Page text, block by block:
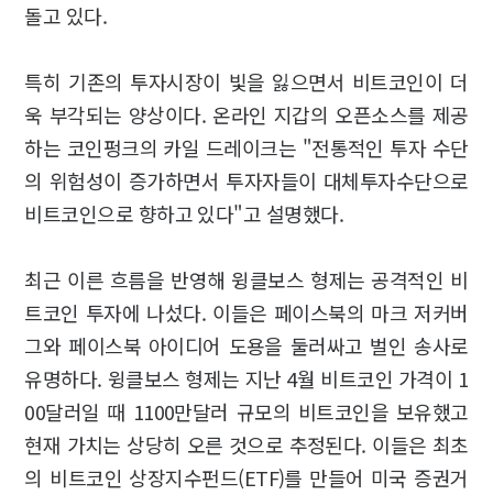
돌고 있다.
특히 기존의 투자시장이 빛을 잃으면서 비트코인이 더
욱 부각되는 양상이다. 온라인 지갑의 오픈소스를 제공
하는 코인펑크의 카일 드레이크는 "전통적인 투자 수단
의 위험성이 증가하면서 투자자들이 대체투자수단으로
비트코인으로 향하고 있다"고 설명했다.
최근 이른 흐름을 반영해 윙클보스 형제는 공격적인 비
트코인 투자에 나섰다. 이들은 페이스북의 마크 저커버
그와 페이스북 아이디어 도용을 둘러싸고 벌인 송사로
유명하다. 윙클보스 형제는 지난 4월 비트코인 가격이 1
00달러일 때 1100만달러 규모의 비트코인을 보유했고
현재 가치는 상당히 오른 것으로 추정된다. 이들은 최초
의 비트코인 상장지수펀드(ETF)를 만들어 미국 증권거